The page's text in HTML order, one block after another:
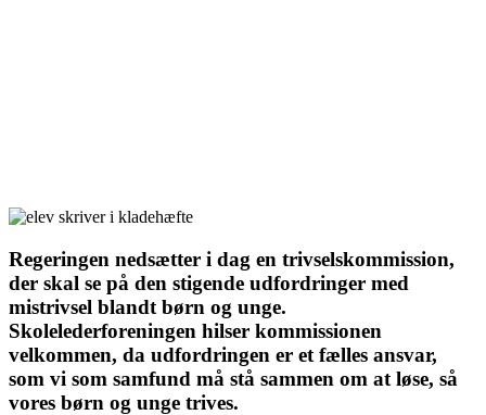
Regeringen nedsætter i dag en trivselskommission,
der skal se på den stigende udfordringer med
mistrivsel blandt børn og unge.
Skolelederforeningen hilser kommissionen
velkommen, da udfordringen er et fælles ansvar,
som vi som samfund må stå sammen om at løse, så
vores børn og unge trives.